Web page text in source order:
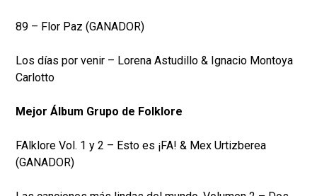
89 – Flor Paz (GANADOR)
Los días por venir – Lorena Astudillo & Ignacio Montoya
Carlotto
Mejor Álbum Grupo de Folklore
FAlklore Vol. 1 y 2 – Esto es ¡FA! & Mex Urtizberea
(GANADOR)